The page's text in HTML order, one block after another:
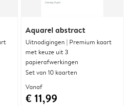
Aquarel abstract
Uitnodigingen | Premium kaart
met keuze uit 3
papierafwerkingen
Set van 10 kaarten
Vanaf
€ 11,99